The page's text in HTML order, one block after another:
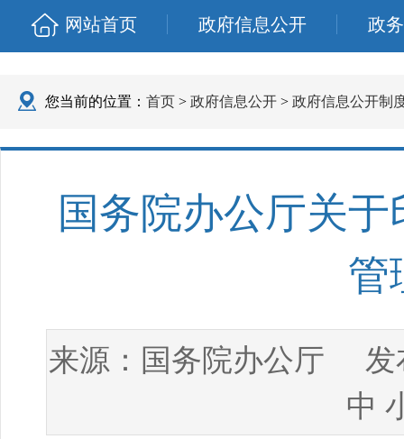
网站首页 政府信息公开 政
您当前的位置： 首页 > 政府信息公开 > 政府信息公开制
国务院办公厅关
管
来源： 国务院办公厅 发
中